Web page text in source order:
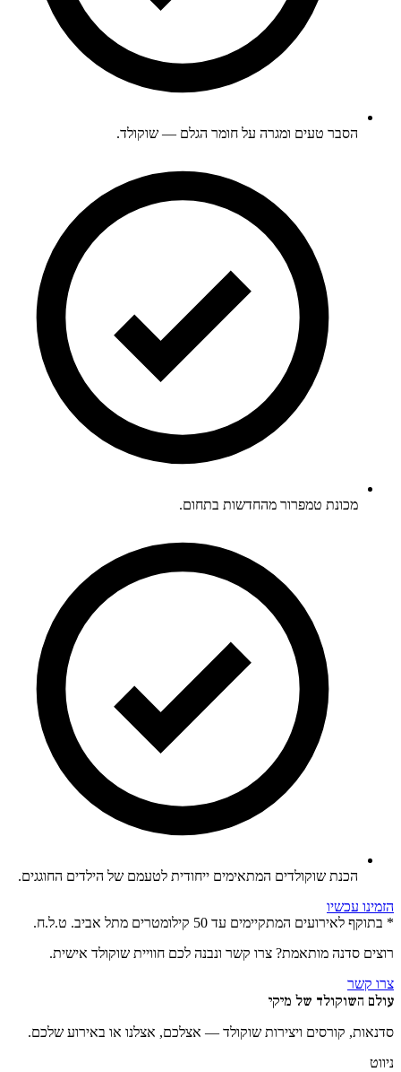
הסבר טעים ומגרה על חומר הגלם — שוקולד.
מכונת טמפרור מהחדשות בתחום.
הכנת שוקולדים המתאימים ייחודית לטעמם של הילדים החוגגים.
הזמינו עכשיו
* בתוקף לאירועים המתקיימים עד 50 קילומטרים מתל אביב. ט.ל.ח.
רוצים סדנה מותאמת? צרו קשר ונבנה לכם חוויית שוקולד אישית.
צרו קשר
עולם השוקולד של מיקי
סדנאות, קורסים ויצירות שוקולד — אצלכם, אצלנו או באירוע שלכם.
ניווט